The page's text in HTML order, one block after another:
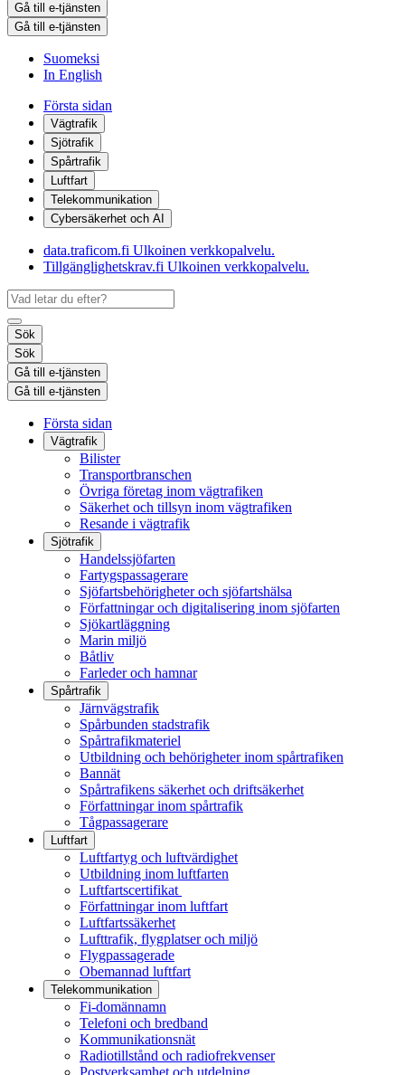
Gå till e-tjänsten
Gå till e-tjänsten
Suomeksi
In English
Första sidan
Vägtrafik
Sjötrafik
Spårtrafik
Luftfart
Telekommunikation
Cybersäkerhet och AI
data.traficom.fi Ulkoinen verkkopalvelu.
Tillgänglighetskrav.fi Ulkoinen verkkopalvelu.
Sök
Sök
Gå till e-tjänsten
Gå till e-tjänsten
Första sidan
Vägtrafik
Bilister
Transportbranschen
Övriga företag inom vägtrafiken
Säkerhet och tillsyn inom vägtrafiken
Resande i vägtrafik
Sjötrafik
Handelssjöfarten
Fartygspassagerare
Sjöfartsbehörigheter och sjöfartshälsa
Författningar och digitalisering inom sjöfarten
Sjökartläggning
Marin miljö
Båtliv
Farleder och hamnar
Spårtrafik
Järnvägstrafik
Spårbunden stadstrafik
Spårtrafikmateriel
Utbildning och behörigheter inom spårtrafiken
Bannät
Spårtrafikens säkerhet och driftsäkerhet
Författningar inom spårtrafik
Tågpassagerare
Luftfart
Luftfartyg och luftvärdighet
Utbildning inom luftfarten
Luftfartscertifikat
Författningar inom luftfart
Luftfartssäkerhet
Lufttrafik, flygplatser och miljö
Flygpassagerade
Obemannad luftfart
Telekommunikation
Fi-domännamn
Telefoni och bredband
Kommunikationsnät
Radiotillstånd och radiofrekvenser
Postverksamhet och utdelning